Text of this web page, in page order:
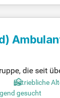
die seit
Menschen
unter
Betriebliche
gesucht